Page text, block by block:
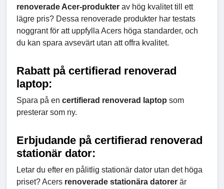
renoverade Acer-produkter av hög kvalitet till ett
lägre pris? Dessa renoverade produkter har testats
noggrant för att uppfylla Acers höga standarder, och
du kan spara avsevärt utan att offra kvalitet.
Rabatt på certifierad renoverad
laptop:
Spara på en certifierad renoverad laptop som
presterar som ny.
Erbjudande på certifierad renoverad
stationär dator:
Letar du efter en pålitlig stationär dator utan det höga
priset? Acers renoverade stationära datorer är